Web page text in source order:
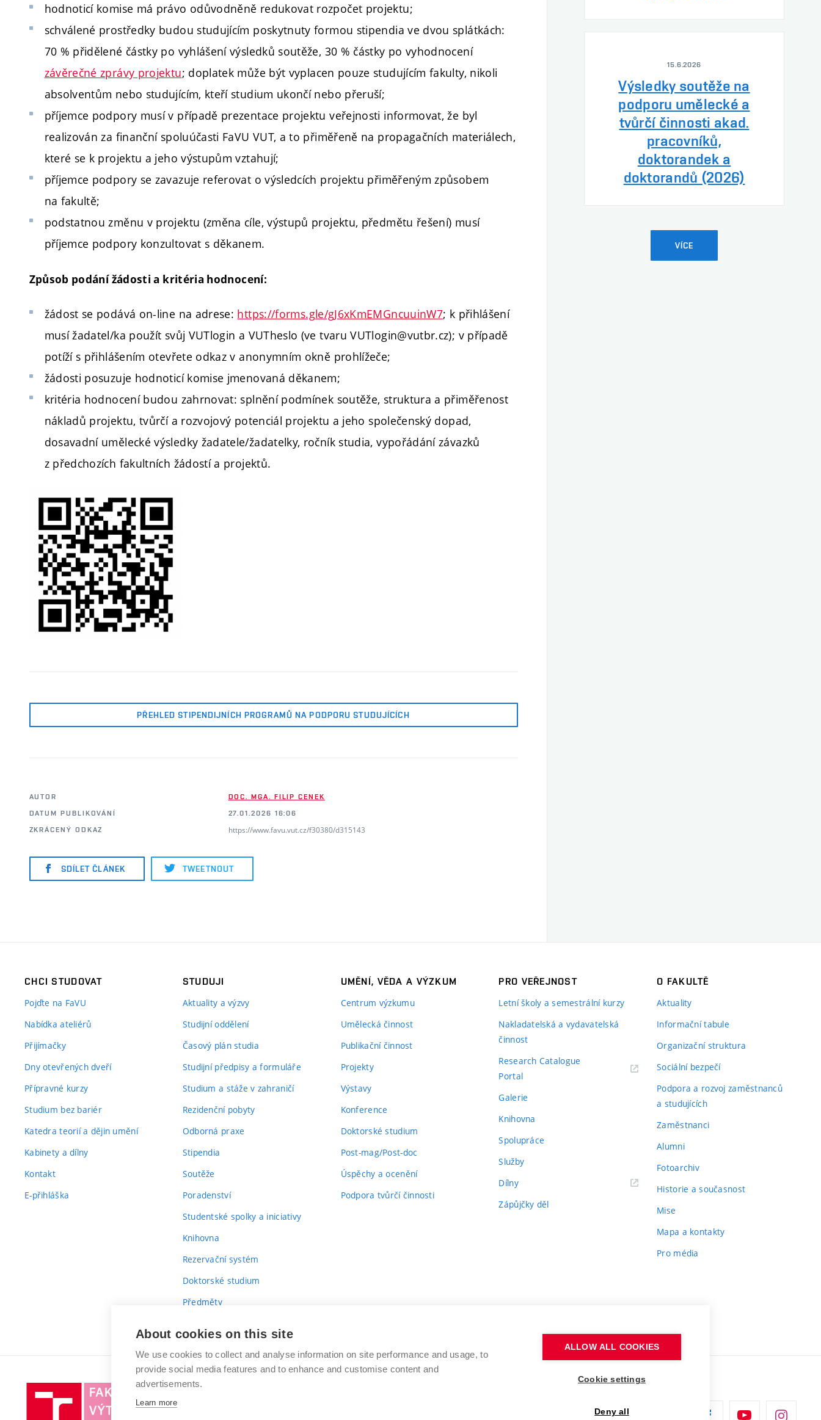
hodnoticí komise má právo odůvodněně redukovat rozpočet projektu;
schválené prostředky budou studujícím poskytnuty formou stipendia ve dvou splátkách:
70 % přidělené částky po vyhlášení výsledků soutěže, 30 % částky po vyhodnocení
závěrečné zprávy projektu; doplatek může být vyplacen pouze studujícím fakulty, nikoli
absolventům nebo studujícím, kteří studium ukončí nebo přeruší;
příjemce podpory musí v případě prezentace projektu veřejnosti informovat, že byl
realizován za finanční spoluúčasti FaVU VUT, a to přiměřeně na propagačních materiálech,
které se k projektu a jeho výstupům vztahují;
příjemce podpory se zavazuje referovat o výsledcích projektu přiměřeným způsobem
na fakultě;
podstatnou změnu v projektu (změna cíle, výstupů projektu, předmětu řešení) musí
příjemce podpory konzultovat s děkanem.
Způsob podání žádosti a kritéria hodnocení:
žádost se podává on-line na adrese: https://forms.gle/gJ6xKmEMGncuuinW7; k přihlášení
musí žadatel/ka použít svůj VUTlogin a VUTheslo (ve tvaru VUTlogin@vutbr.cz); v případě
potíží s přihlášením otevřete odkaz v anonymním okně prohlížeče;
žádosti posuzuje hodnoticí komise jmenovaná děkanem;
kritéria hodnocení budou zahrnovat: splnění podmínek soutěže, struktura a přiměřenost
nákladů projektu, tvůrčí a rozvojový potenciál projektu a jeho společenský dopad,
dosavadní umělecké výsledky žadatele/žadatelky, ročník studia, vypořádání závazků
z předchozích fakultních žádostí a projektů.
PŘEHLED STIPENDIJNÍCH PROGRAMŮ NA PODPORU STUDUJÍCÍCH
AUTOR
DOC. MGA. FILIP CENEK
DATUM PUBLIKOVÁNÍ
27.01.2026 16:06
ZKRÁCENÝ ODKAZ
https://www.favu.vut.cz/f30380/d315143
SDÍLET ČLÁNEK TWEETNOUT
15.6.2026
Výsledky soutěže na
podporu umělecké a
tvůrčí činnosti akad.
pracovníků,
doktorandek a
doktorandů (2026)
VÍCE
CHCI STUDOVAT
Pojďte na FaVU
Nabídka ateliérů
Přijímačky
Dny otevřených dveří
Přípravné kurzy
Studium bez bariér
Katedra teorií a dějin umění
Kabinety a dílny
Kontakt
E-přihláška
STUDUJI
Aktuality a výzvy
Studijní oddělení
Časový plán studia
Studijní předpisy a formuláře
Studium a stáže v zahraničí
Rezidenční pobyty
Odborná praxe
Stipendia
Soutěže
Poradenství
Studentské spolky a iniciativy
Knihovna
Rezervační systém
Doktorské studium
Předměty
UMĚNÍ, VĚDA A VÝZKUM
Centrum výzkumu
Umělecká činnost
Publikační činnost
Projekty
Výstavy
Konference
Doktorské studium
Post-mag/Post-doc
Úspěchy a ocenění
Podpora tvůrčí činnosti
PRO VEŘEJNOST
Letní školy a semestrální kurzy
Nakladatelská a vydavatelská
činnost
Research Catalogue
Portal
Galerie
Knihovna
Spolupráce
Služby
Dílny
Zápůjčky děl
O FAKULTĚ
Aktuality
Informační tabule
Organizační struktura
Sociální bezpečí
Podpora a rozvoj zaměstnanců
a studujících
Zaměstnanci
Alumni
Fotoarchiv
Historie a současnost
Mise
Mapa a kontakty
Pro média
Vysoké
About cookies on this site
We use cookies to collect and analyse information on site performance and usage, to
provide social media features and to enhance and customise content and
advertisements.
Learn more
ALLOW ALL COOKIES
Cookie settings
Deny all